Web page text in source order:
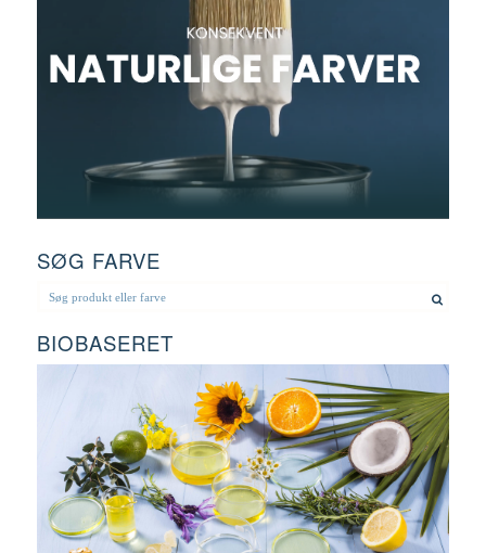
SØG FARVE
BIOBASERET